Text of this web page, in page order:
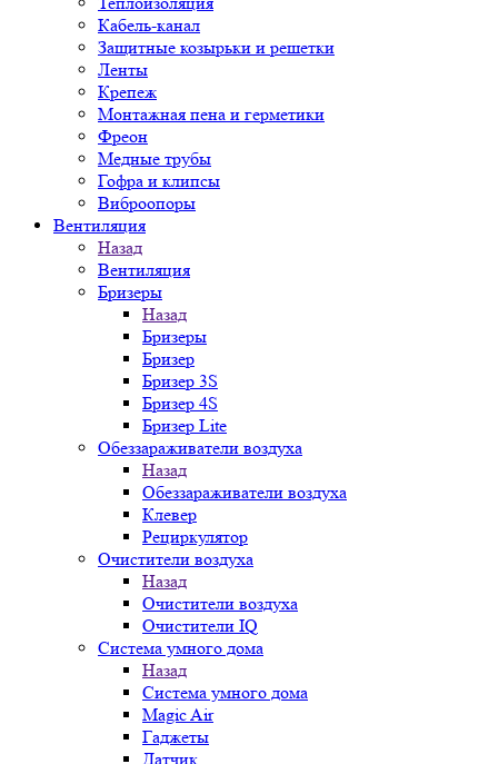
Кабель-канал
Защитные козырьки и решетки
Ленты
Крепеж
Монтажная пена и герметики
Фреон
Медные трубы
Гофра и клипсы
Виброопоры
Вентиляция
Назад
Вентиляция
Бризеры
Назад
Бризеры
Бризер
Бризер 3S
Бризер 4S
Бризер Lite
Обеззараживатели воздуха
Назад
Обеззараживатели воздуха
Клевер
Рециркулятор
Очистители воздуха
Назад
Очистители воздуха
Очистители IQ
Система умного дома
Назад
Система умного дома
Magic Air
Гаджеты
Датчик